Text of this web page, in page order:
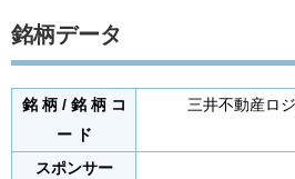
銘柄データ
銘 柄 / 銘 柄 コ
ー ド
三井不動産ロ
スポンサー